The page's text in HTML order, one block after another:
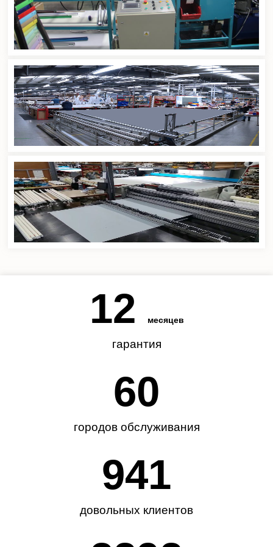
гарантия
12 месяцев
городов обслуживания
62
довольных клиентов
985